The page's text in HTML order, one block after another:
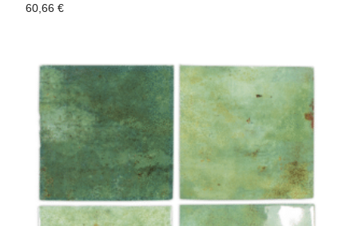
60,66€